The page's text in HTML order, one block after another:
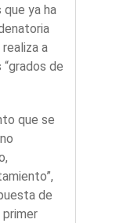
ya ha
a
de
que se
de